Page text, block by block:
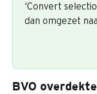
‘Convert
dan omgezet
BVO